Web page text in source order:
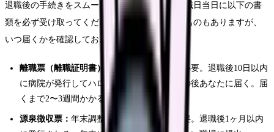
退職後の手続きをスムーズに進めるために、退職日当日に以下の書
類を必ず受け取ってください。後日郵送になるものもありますが、
いつ届くかを確認しておきましょう。
離職票（離職証明書）：失業保険の申請に必要。退職後10日以内
に病院が発行してハローワークに提出、その後あなたに届く。届
くまで2〜3週間かかることも
源泉徴収票： 年末調整または確定申告に必要。退職後1ヶ月以内